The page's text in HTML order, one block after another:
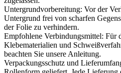
Untergrundvorbereitung: Vor der
Untergrund frei von scharfen
der Folie zu verhindern.
Empfohlene Verbindungsmittel: Für
Klebematerialien und
beachten Sie unsere Anleitung.
Verpackungsschutz und